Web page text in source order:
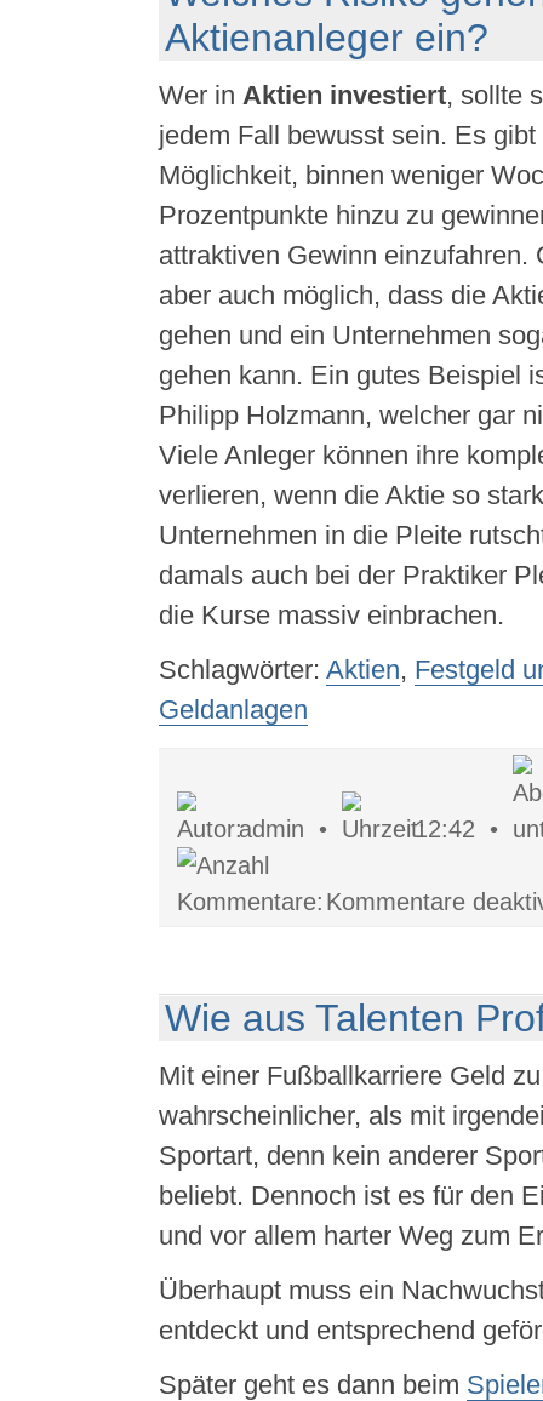
Aktienanleger ein?
Wer in Aktien investiert, sollte
jedem Fall bewusst sein. Es
Möglichkeit, binnen weniger
Prozentpunkte hinzu zu
attraktiven Gewinn einzufahren.
aber auch möglich, dass die
gehen und ein Unternehmen
gehen kann. Ein gutes Beispiel
Philipp Holzmann, welcher gar
Viele Anleger können ihre
verlieren, wenn die Aktie so
Unternehmen in die Pleite
damals auch bei der Praktiker
die Kurse massiv einbrachen.
Schlagwörter: Aktien, Festgeld
Geldanlagen
admin • 12:42 •
Kommentare
Wie aus Talenten
Mit einer Fußballkarriere Geld
wahrscheinlicher, als mit
Sportart, denn kein anderer
beliebt. Dennoch ist es für den
und vor allem harter Weg zum
Überhaupt muss ein
entdeckt und entsprechend
Später geht es dann beim